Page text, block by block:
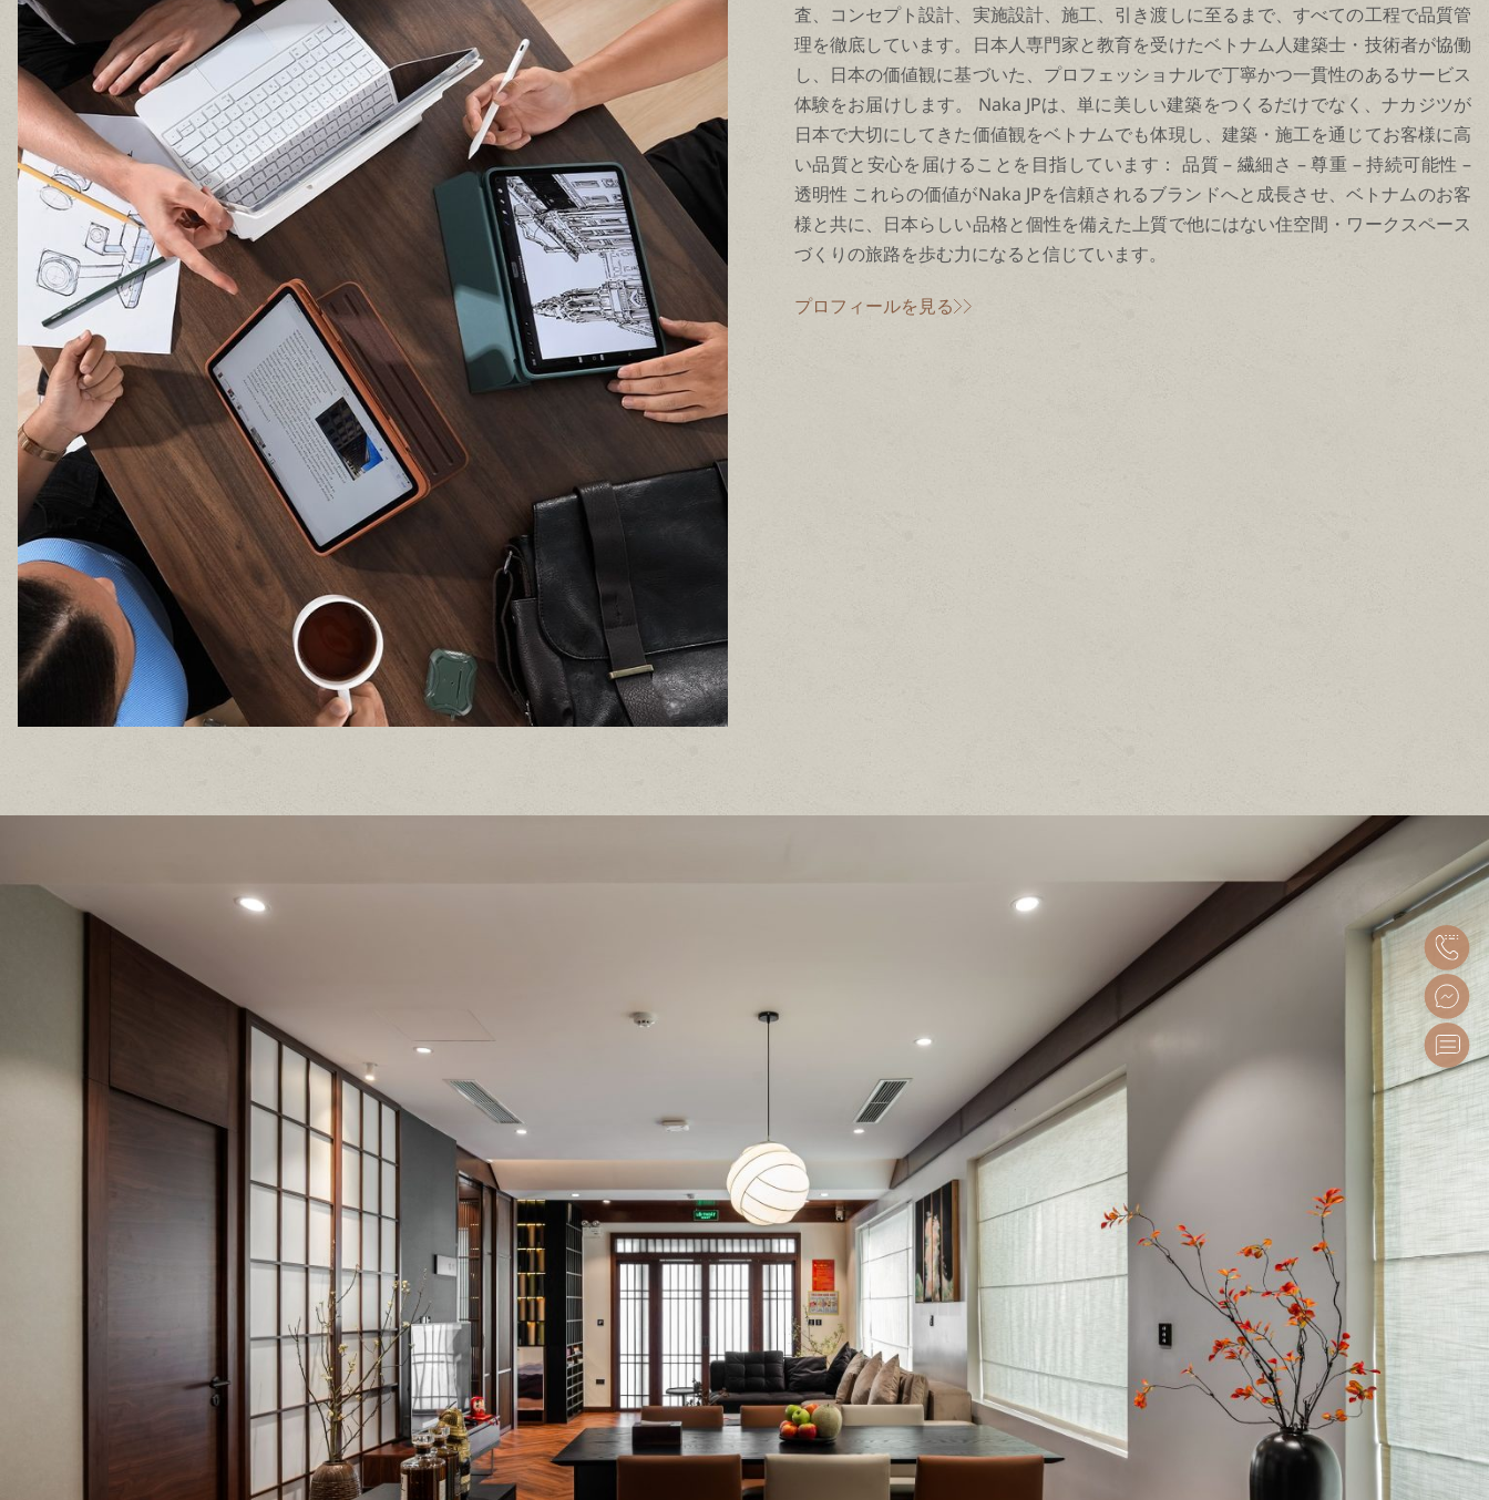
査、コンセプト設計、実施設計、施工、引き渡しに至るまで、すべての工程で品質管
理を徹底しています。日本人専門家と教育を受けたベトナム人建築士・技術者が協働
し、日本の価値観に基づいた、プロフェッショナルで丁寧かつ一貫性のあるサービス
体験をお届けします。 Naka JPは、単に美しい建築をつくるだけでなく、ナカジツが
日本で大切にしてきた価値観をベトナムでも体現し、建築・施工を通じてお客様に高
い品質と安心を届けることを目指しています： 品質 – 繊細さ – 尊重 – 持続可能性 –
透明性 これらの価値がNaka JPを信頼されるブランドへと成長させ、ベトナムのお客
様と共に、日本らしい品格と個性を備えた上質で他にはない住空間・ワークスペース
づくりの旅路を歩む力になると信じています。
プロフィールを見る